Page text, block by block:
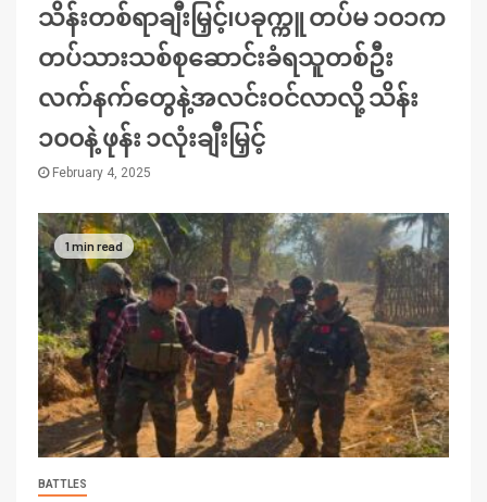
သိန်းတစ်ရာချီးမြှင့်၊ပခုက္ကူ တပ်မ ၁၀၁က
တပ်သားသစ်စုဆောင်းခံရသူတစ်ဦး
လက်နက်တွေနဲ့အလင်းဝင်လာလို့ သိန်း
၁၀၀နဲ့ ဖုန်း ၁လုံးချီးမြှင့်
February 4, 2025
1 min read
BATTLES